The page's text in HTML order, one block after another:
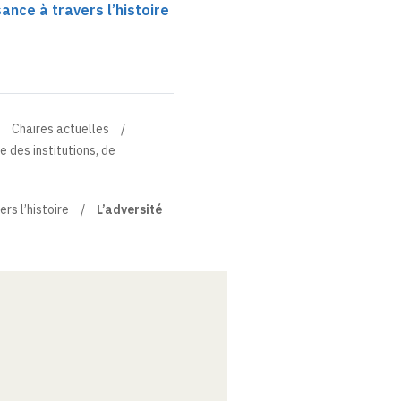
à travers l’histoire
Chaires actuelles
des institutions, de
l’histoire L’adversité